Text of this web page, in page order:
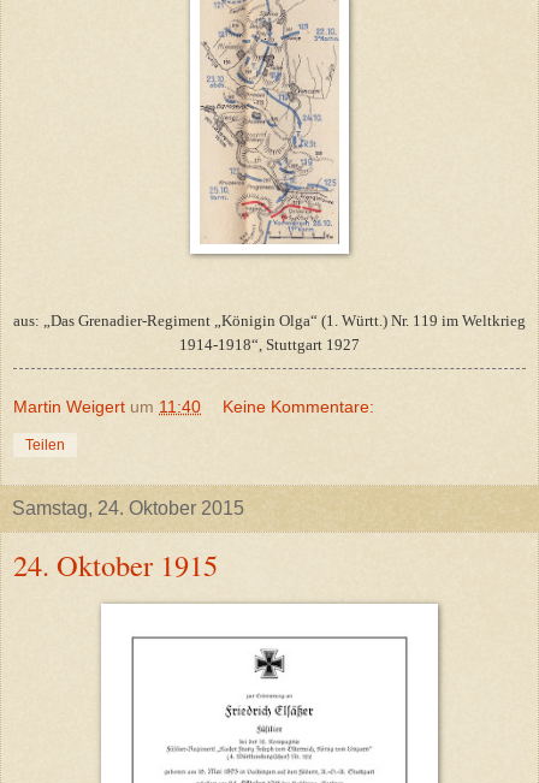
aus: „Das Grenadier-Regiment „Königin Olga“ (1. Württ.) Nr. 119 im Weltkrieg
1914-1918“, Stuttgart 1927
Martin Weigert um 11:40 Keine Kommentare:
Teilen
Samstag, 24. Oktober 2015
24. Oktober 1915